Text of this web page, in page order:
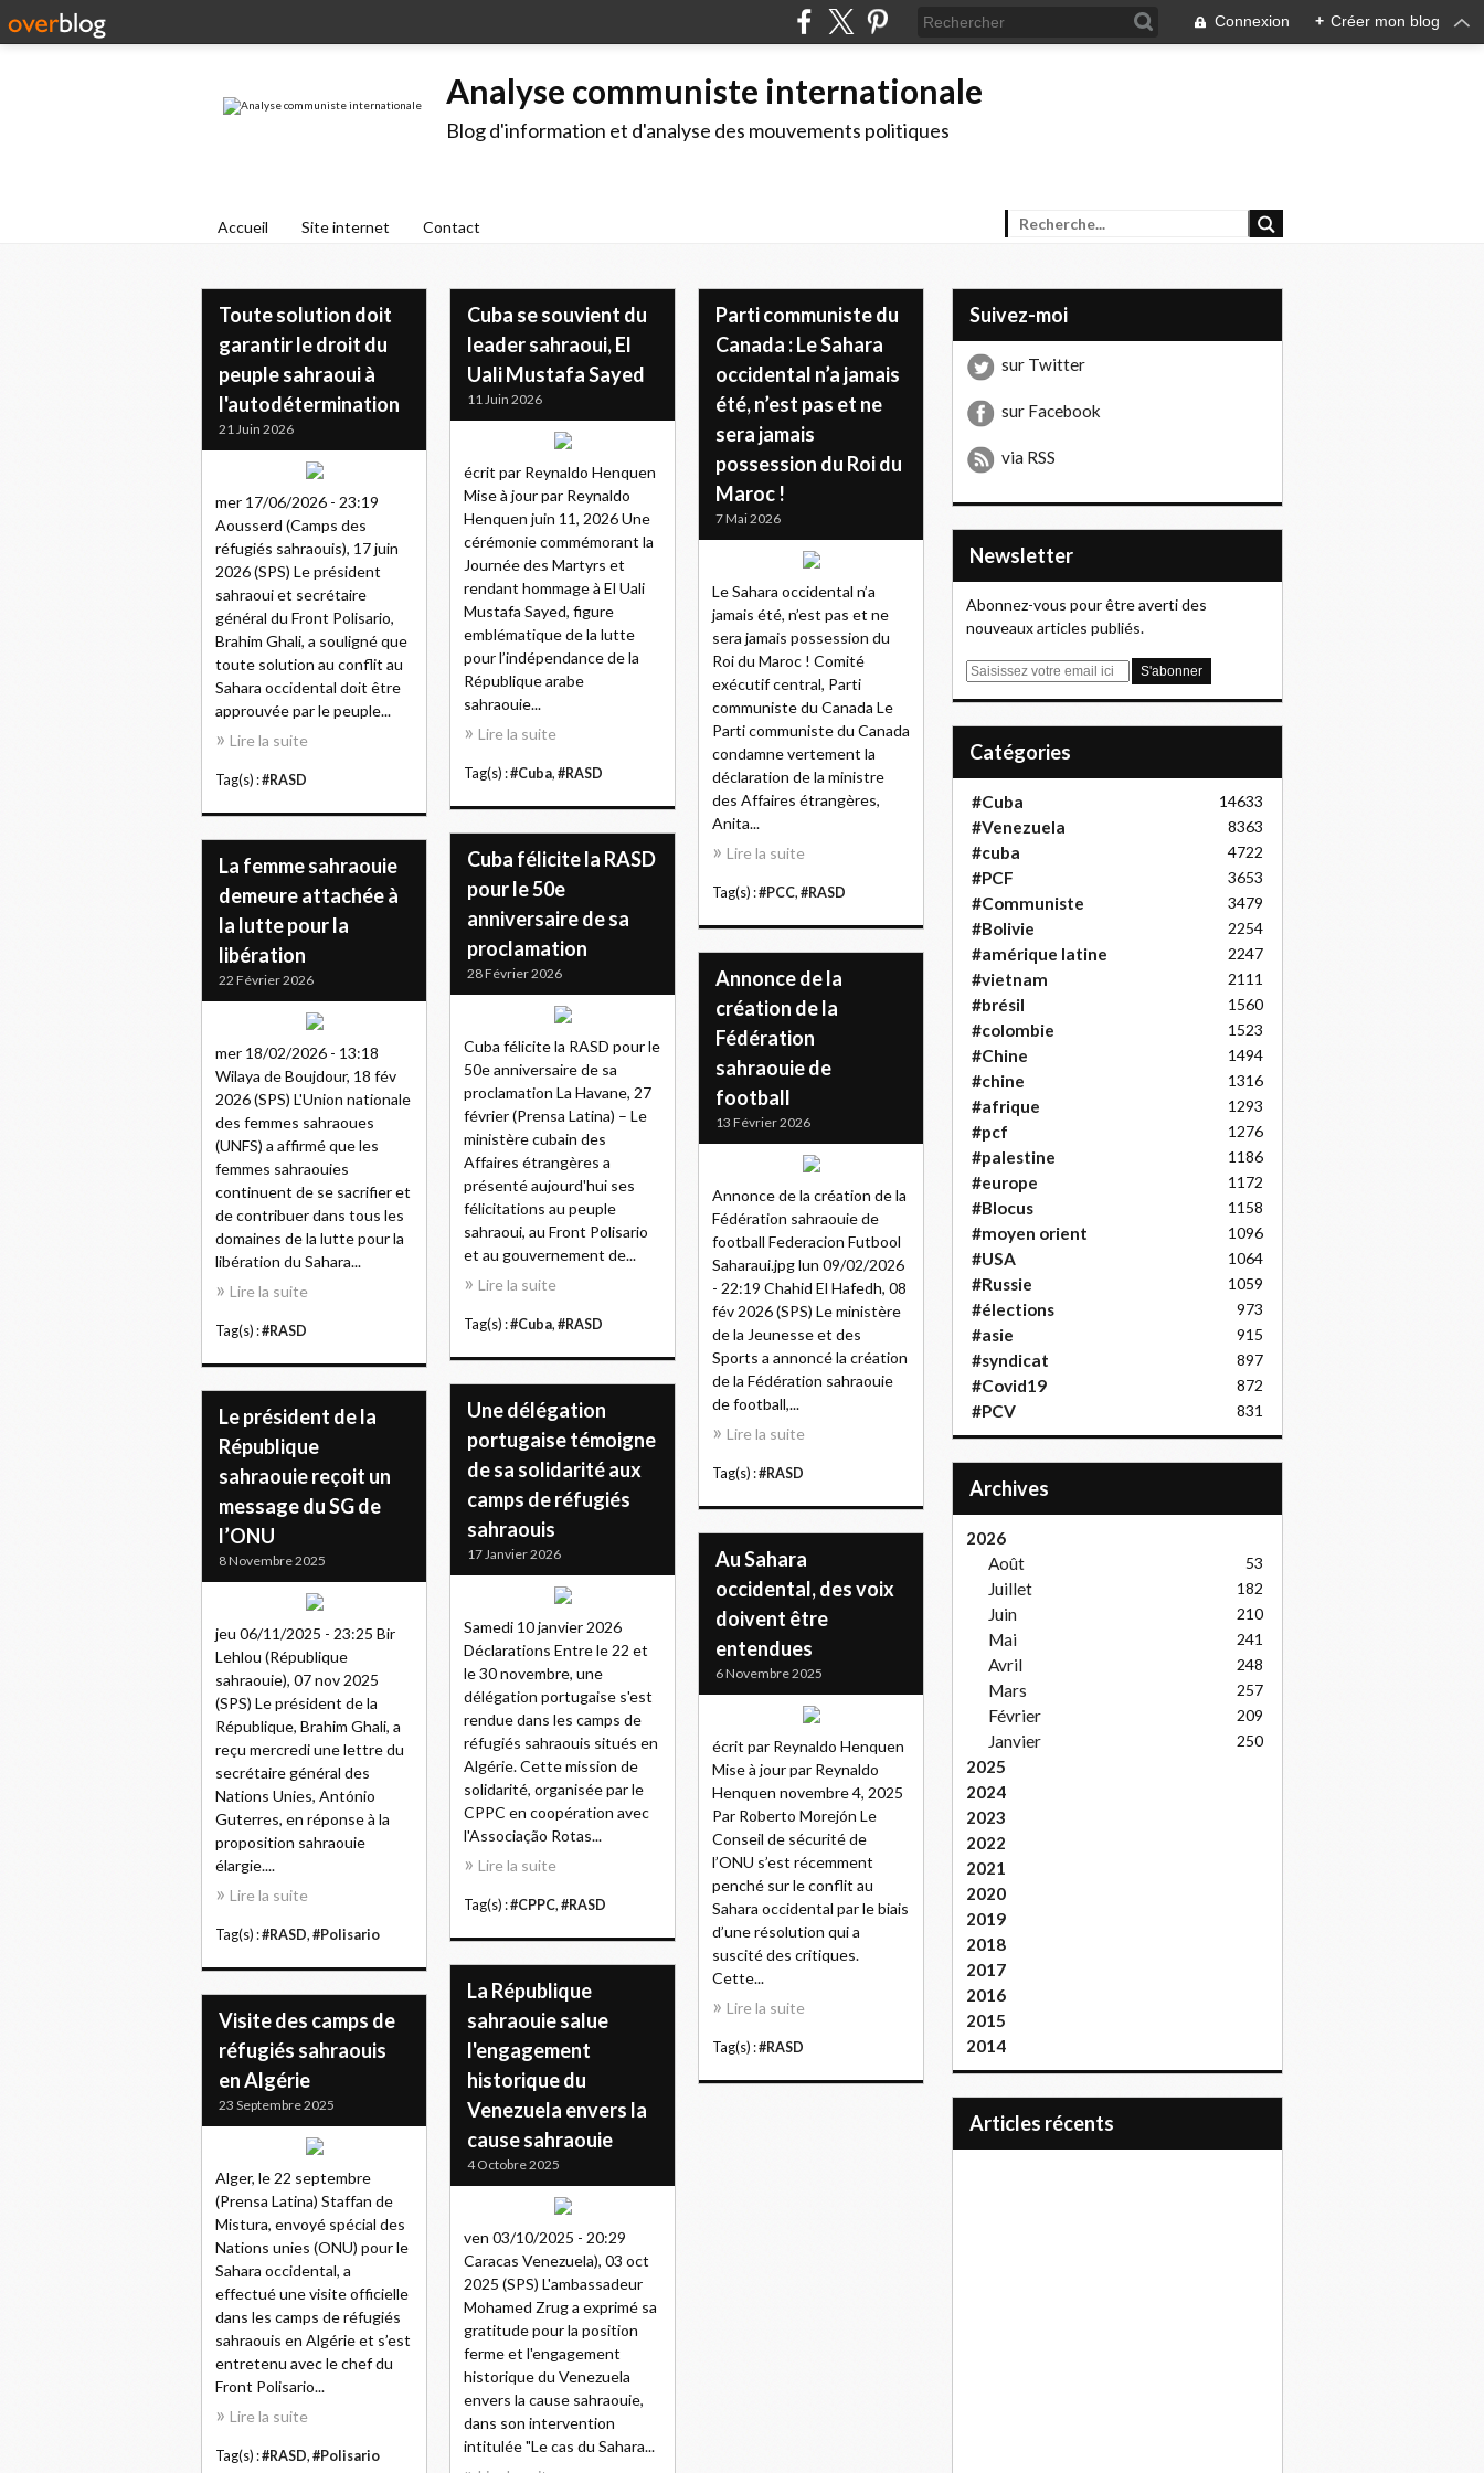
Connexion + Créer mon blog
Analyse communiste internationale
Blog d'information et d'analyse des mouvements politiques
Accueil Site internet Contact
Toute solution doit
garantir le droit du
peuple sahraoui à
l'autodétermination
21 Juin 2026
mer 17/06/2026 - 23:19
Aousserd (Camps des
réfugiés sahraouis), 17 juin
2026 (SPS) Le président
sahraoui et secrétaire
général du Front Polisario,
Brahim Ghali, a souligné que
toute solution au conflit au
Sahara occidental doit être
approuvée par le peuple...
Lire la suite
Tag(s) :#RASD
Cuba se souvient du
leader sahraoui, El
Uali Mustafa Sayed
11 Juin 2026
écrit par Reynaldo Henquen
Mise à jour par Reynaldo
Henquen juin 11, 2026 Une
cérémonie commémorant la
Journée des Martyrs et
rendant hommage à El Uali
Mustafa Sayed, figure
emblématique de la lutte
pour l’indépendance de la
République arabe
sahraouie...
Lire la suite
Tag(s) :#Cuba, #RASD
Parti communiste du
Canada : Le Sahara
occidental n’a jamais
été, n’est pas et ne
sera jamais
possession du Roi du
Maroc !
7 Mai 2026
Le Sahara occidental n’a
jamais été, n’est pas et ne
sera jamais possession du
Roi du Maroc ! Comité
exécutif central, Parti
communiste du Canada Le
Parti communiste du Canada
condamne vertement la
déclaration de la ministre
des Affaires étrangères,
Anita...
Lire la suite
Tag(s) :#PCC, #RASD
Cuba félicite la RASD
pour le 50e
anniversaire de sa
proclamation
28 Février 2026
Cuba félicite la RASD pour le
50e anniversaire de sa
proclamation La Havane, 27
février (Prensa Latina) – Le
ministère cubain des
Affaires étrangères a
présenté aujourd'hui ses
félicitations au peuple
sahraoui, au Front Polisario
et au gouvernement de...
Lire la suite
Tag(s) :#Cuba, #RASD
La femme sahraouie
demeure attachée à
la lutte pour la
libération
22 Février 2026
mer 18/02/2026 - 13:18
Wilaya de Boujdour, 18 fév
2026 (SPS) L'Union nationale
des femmes sahraoues
(UNFS) a affirmé que les
femmes sahraouies
continuent de se sacrifier et
de contribuer dans tous les
domaines de la lutte pour la
libération du Sahara...
Lire la suite
Tag(s) :#RASD
Annonce de la
création de la
Fédération
sahraouie de
football
13 Février 2026
Annonce de la création de la
Fédération sahraouie de
football Federacion Futbool
Saharaui.jpg lun 09/02/2026
- 22:19 Chahid El Hafedh, 08
fév 2026 (SPS) Le ministère
de la Jeunesse et des
Sports a annoncé la création
de la Fédération sahraouie
de football,...
Lire la suite
Tag(s) :#RASD
Une délégation
portugaise témoigne
de sa solidarité aux
camps de réfugiés
sahraouis
17 Janvier 2026
Samedi 10 janvier 2026
Déclarations Entre le 22 et
le 30 novembre, une
délégation portugaise s'est
rendue dans les camps de
réfugiés sahraouis situés en
Algérie. Cette mission de
solidarité, organisée par le
CPPC en coopération avec
l'Associação Rotas...
Lire la suite
Tag(s) :#CPPC, #RASD
Le président de la
République
sahraouie reçoit un
message du SG de
l’ONU
8 Novembre 2025
jeu 06/11/2025 - 23:25 Bir
Lehlou (République
sahraouie), 07 nov 2025
(SPS) Le président de la
République, Brahim Ghali, a
reçu mercredi une lettre du
secrétaire général des
Nations Unies, António
Guterres, en réponse à la
proposition sahraouie
élargie....
Lire la suite
Tag(s) :#RASD, #Polisario
Au Sahara
occidental, des voix
doivent être
entendues
6 Novembre 2025
écrit par Reynaldo Henquen
Mise à jour par Reynaldo
Henquen novembre 4, 2025
Par Roberto Morejón Le
Conseil de sécurité de
l’ONU s’est récemment
penché sur le conflit au
Sahara occidental par le biais
d’une résolution qui a
suscité des critiques.
Cette...
Lire la suite
Tag(s) :#RASD
La République
sahraouie salue
l'engagement
historique du
Venezuela envers la
cause sahraouie
4 Octobre 2025
ven 03/10/2025 - 20:29
Caracas Venezuela), 03 oct
2025 (SPS) L'ambassadeur
Mohamed Zrug a exprimé sa
gratitude pour la position
ferme et l'engagement
historique du Venezuela
envers la cause sahraouie,
dans son intervention
intitulée "Le cas du Sahara...
Visite des camps de
réfugiés sahraouis
en Algérie
23 Septembre 2025
Alger, le 22 septembre
(Prensa Latina) Staffan de
Mistura, envoyé spécial des
Nations unies (ONU) pour le
Sahara occidental, a
effectué une visite officielle
dans les camps de réfugiés
sahraouis en Algérie et s’est
entretenu avec le chef du
Front Polisario...
Lire la suite
Tag(s) :#RASD, #Polisario
Suivez-moi
sur Twitter
sur Facebook
via RSS
Newsletter
Abonnez-vous pour être averti des
nouveaux articles publiés.
E
Catégories
#Cuba 14633
#Venezuela 8363
#cuba 4722
#PCF 3653
#Communiste 3479
#Bolivie 2254
#amérique latine 2247
#vietnam 2111
#brésil 1560
#colombie 1523
#Chine 1494
#chine 1316
#afrique 1293
#pcf 1276
#palestine 1186
#europe 1172
#Blocus 1158
#moyen orient 1096
#USA 1064
#Russie 1059
#élections 973
#asie 915
#syndicat 897
#Covid19 872
#PCV 831
Archives
2026
Août
53
Juillet 182
Juin 210
Mai 241
Avril 248
Mars 257
Février 209
Janvier 250
2025
2024
2023
2022
2021
2020
2019
2018
2017
2016
2015
2014
articles récents